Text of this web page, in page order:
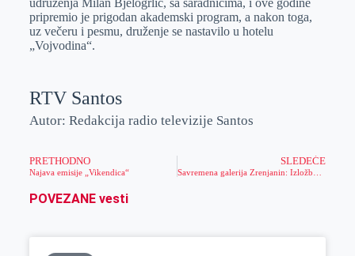
udruženja Milan Bjelogrlić, sa saradnicima, i ove godine
pripremio je prigodan akademski program, a nakon toga,
uz večeru i pesmu, druženje se nastavilo u hotelu
„Vojvodina“.
RTV Santos
Autor: Redakcija radio televizije Santos
PRETHODNO
Najava emisije „Vikendica“
SLEDEĆE
POVEZANE vesti